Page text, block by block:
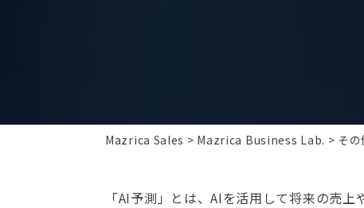
Mazrica Sales Mazrica Business Lab. そ
「AI予測」とは、AIを活用して将来の売